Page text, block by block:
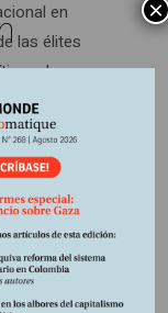
en
las élites
de
×